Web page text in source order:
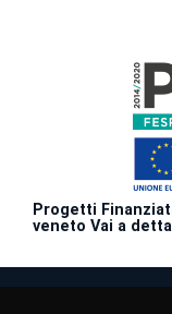
Progetti
veneto Vai a